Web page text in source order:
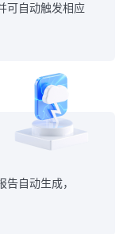
可自动触发相应
自动生成，